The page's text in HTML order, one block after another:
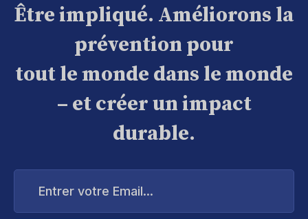
Être impliqué. Améliorons la
prévention pour
tout le monde dans le monde
– et créer un impact
durable.
Entrer
Email...